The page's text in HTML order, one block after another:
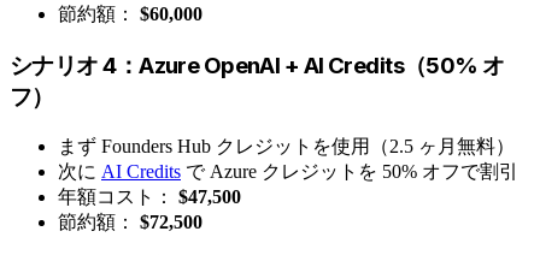
節約額： $60,000
シナリオ 4：Azure OpenAI + AI Credits（50% オ
フ）
まず Founders Hub クレジットを使用（2.5 ヶ月無料）
次に AI Credits で Azure クレジットを 50% オフで割引
年額コスト： $47,500
節約額： $72,500